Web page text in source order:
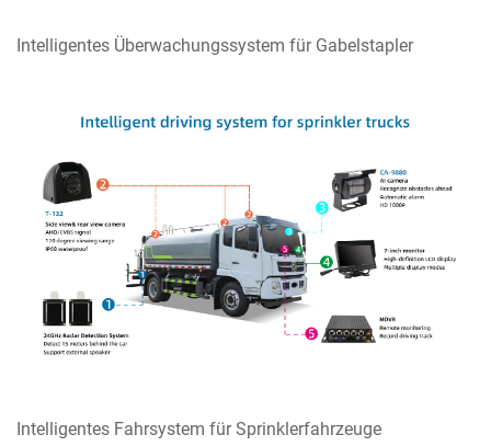
Intelligentes Überwachungssystem für Gabelstapler
Intelligentes Fahrsystem für Sprinklerfahrzeuge